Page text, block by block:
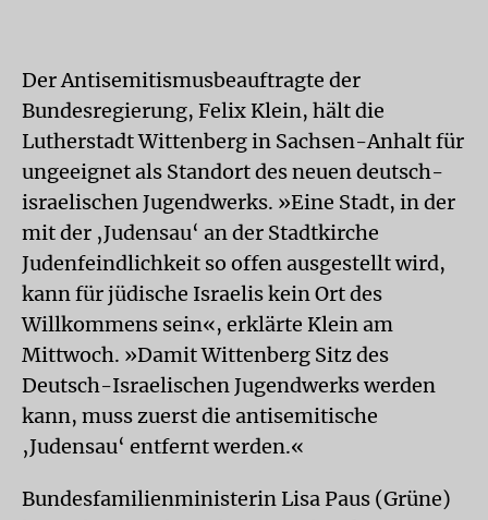
Der Antisemitismusbeauftragte der
Bundesregierung, Felix Klein, hält die
Lutherstadt Wittenberg in Sachsen-Anhalt für
ungeeignet als Standort des neuen deutsch-
israelischen Jugendwerks. »Eine Stadt, in der
mit der ‚Judensau‘ an der Stadtkirche
Judenfeindlichkeit so offen ausgestellt wird,
kann für jüdische Israelis kein Ort des
Willkommens sein«, erklärte Klein am
Mittwoch. »Damit Wittenberg Sitz des
Deutsch-Israelischen Jugendwerks werden
kann, muss zuerst die antisemitische
‚Judensau‘ entfernt werden.«
Bundesfamilienministerin Lisa Paus (Grüne)